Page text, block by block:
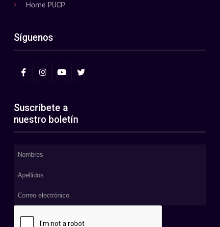
Home PUCP
Síguenos
Suscríbete a
nuestro boletín